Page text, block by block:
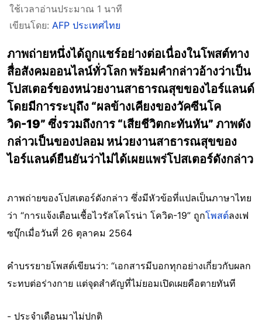
ใช้เวลาอ่านประมาณ 1 นาที
เขียนโดย: AFP ประเทศไทย
ภาพถ่ายหนึ่งได้ถูกแชร์อย่างต่อเนื่องในโพสต์ทาง
สื่อสังคมออนไลน์ทั่วโลก พร้อมคำกล่าวอ้างว่าเป็น
โปสเตอร์ของหน่วยงานสาธารณสุขของไอร์แลนด์
โดยมีการระบุถึง “ผลข้างเคียงของวัคซีนโค
วิด-19” ซึ่งรวมถึงการ “เสียชีวิตกะทันหัน” ภาพดัง
กล่าวเป็นของปลอม หน่วยงานสาธารณสุขของ
ไอร์แลนด์ยืนยันว่าไม่ได้เผยแพร่โปสเตอร์ดังกล่าว
ภาพถ่ายของโปสเตอร์ดังกล่าว ซึ่งมีหัวข้อที่แปลเป็นภาษาไทย
ว่า “การแจ้งเตือนเชื้อไวรัสโคโรน่า โควิด-19” ถูกโพสต์ลงเฟ
ซบุ๊กเมื่อวันที่ 26 ตุลาคม 2564
คำบรรยายโพสต์เขียนว่า: “เอกสารมีบอกทุกอย่างเกี่ยวกับผลก
ระทบต่อร่างกาย แต่จุดสำคัญที่ไม่ยอมเปิดเผยคือตายทันที
- ประจำเดือนมาไม่ปกติ